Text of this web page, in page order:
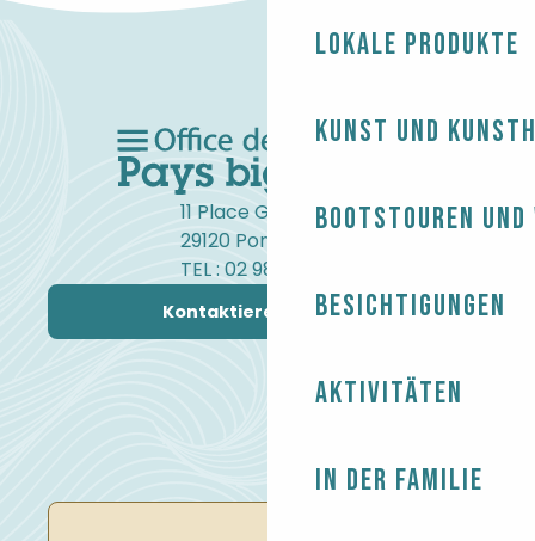
Lokale Produkte
Kunst und
Bootstouren
Besichtigungen
Aktivitäten
In der Familie
11 Place Gambetta
29120 Pont-l'Abbé
TEL : 02 98 82 37 99
Kontaktieren Sie uns